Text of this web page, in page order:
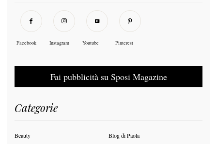
Facebook Instagram Youtube Pinterest
Fai pubblicità su Sposi Magazine
Categorie
Beauty Blog di Paola